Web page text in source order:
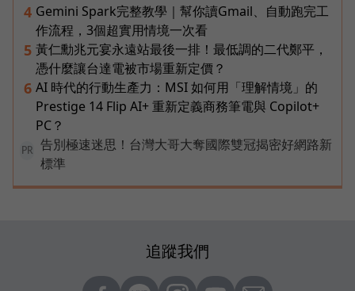
4 Gemini Spark完整教學｜幫你讀Gmail、自動跑完工
作流程，3個超實用情境一次看
5 黃仁勳兆元宴永遠站最後一排！最低調的二代鄭平，
憑什麼讓台達電被市場重新定價？
6 AI 時代的行動生產力：MSI 如何用「理解情境」的
Prestige 14 Flip AI+ 重新定義商務筆電與 Copilot+
PC？
PR
告別極速迷思！台灣大哥大奪國際雙冠揭密好網路新
標準
追蹤我們